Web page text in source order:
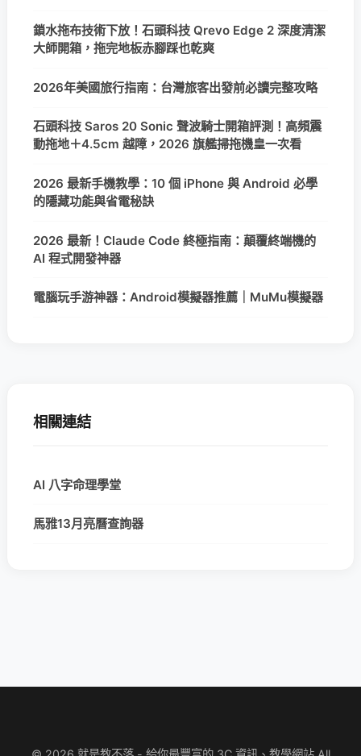
鎖水拖布技術下放！石頭科技 Qrevo Edge 2 深度清潔
大師開箱，拖完地板赤腳踩也乾爽
2026年美國旅行指南：台灣旅客出發前必讀完整攻略
石頭科技 Saros 20 Sonic 聲波騎士開箱評測！高頻震
動拖地＋4.5cm 越障，2026 旗艦掃拖機皇一次看
2026 最新手機教學：10 個 iPhone 與 Android 必學
的隱藏功能與省電秘訣
2026 最新！Claude Code 終極指南：顛覆終端機的
AI 程式開發神器
電腦玩手游神器：Android模擬器推薦｜MuMu模擬器
相關連結
AI 八字命理學堂
馬雅13月亮曆查詢器